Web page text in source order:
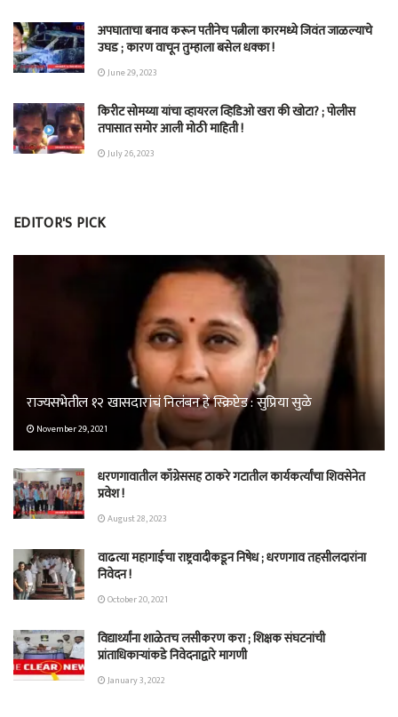
अपघाताचा बनाव करून पतीनेच‎ पत्नीला कारमध्ये जिवंत जाळल्याचे
उघड ; कारण वाचून तुम्हाला बसेल धक्का !
June 29, 2023
किरीट सोमय्या यांचा व्हायरल व्हिडिओ खरा की खोटा? ; पोलीस
तपासात समोर आली मोठी माहिती !
July 26, 2023
EDITOR'S PICK
राज्यसभेतील १२ खासदारांचं निलंबन हे स्क्रिप्टेड : सुप्रिया सुळे
November 29, 2021
धरणगावातील काँग्रेससह ठाकरे गटातील कार्यकर्त्यांचा शिवसेनेत
प्रवेश !
August 28, 2023
वाढत्या महागाईचा राष्ट्रवादीकडून निषेध ; धरणगाव तहसीलदारांना
निवेदन !
October 20, 2021
विद्यार्थ्यांना शाळेतच लसीकरण करा ; शिक्षक संघटनांची
प्रांताधिकाऱ्यांकडे निवेदनाद्वारे मागणी
January 3, 2022